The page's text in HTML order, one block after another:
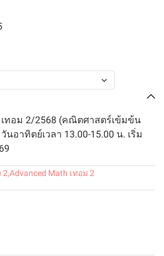
เทอม 2/2568 (คณิตศาสตร์เข้มข้น
นอาทิตย์เวลา 13.00-15.00 น. เริ่ม
2,Advanced Math เทอม 2